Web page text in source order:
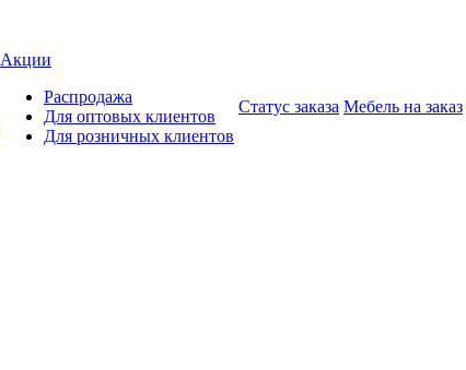
Акции
Распродажа
Для оптовых клиентов
Для розничных клиентов
Статус заказа Мебель на заказ